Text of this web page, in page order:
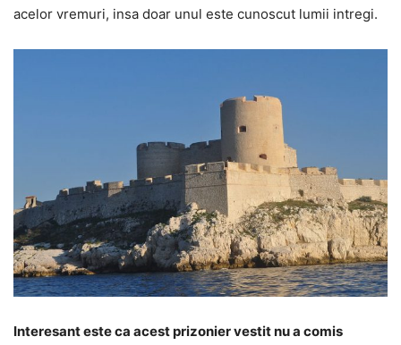
acelor vremuri, insa doar unul este cunoscut lumii intregi.
Interesant este ca acest prizonier vestit nu a comis